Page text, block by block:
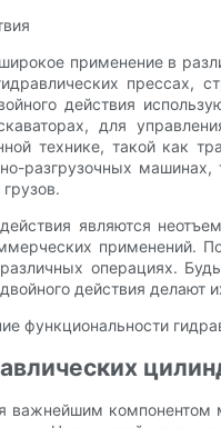
применение в
прессах,
действия
для
технике, такой как
разгрузочных
являются
применений.
операциях.
действия
важнейшим